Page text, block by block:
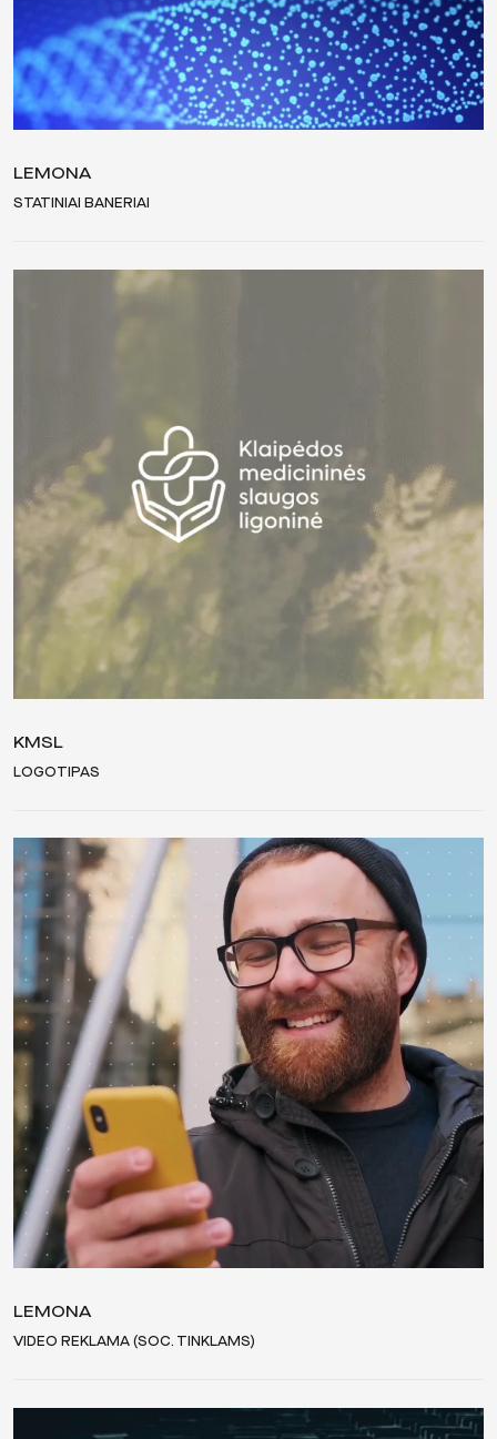
LEMONA
STATINIAI BANERIAI
KMSL
LOGOTIPAS
LEMONA
VIDEO REKLAMA (SOC. TINKLAMS)